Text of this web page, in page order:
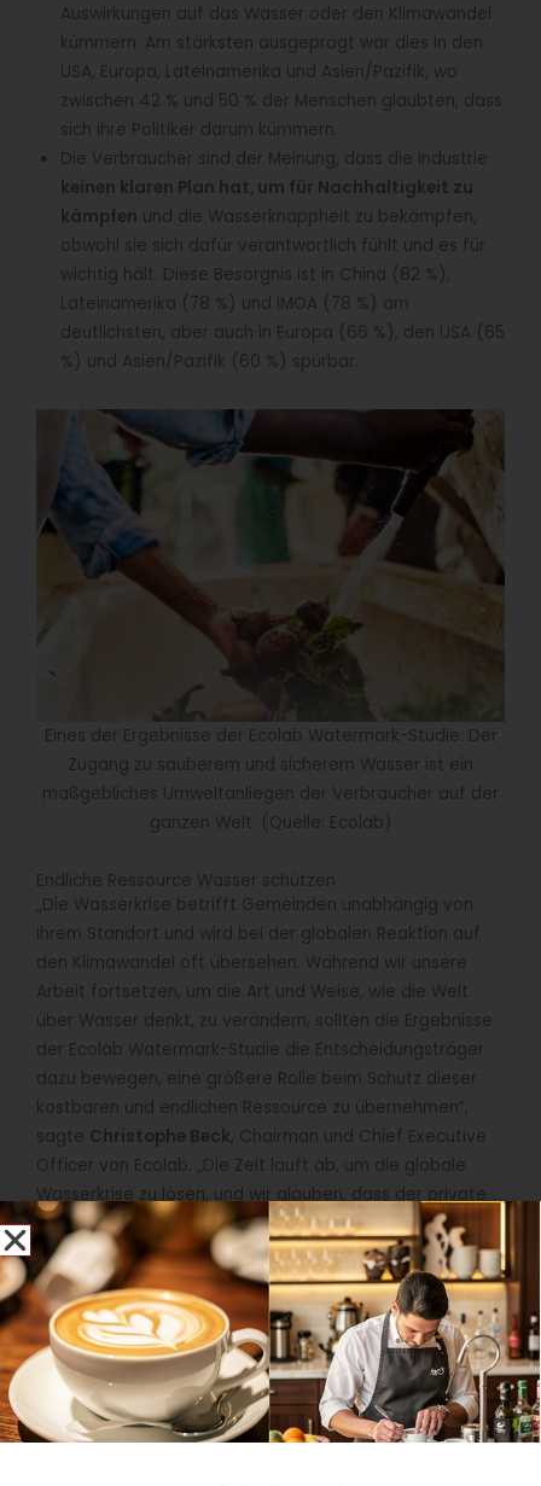
Auswirkungen auf das Wasser oder den Klimawandel
kümmern. Am stärksten ausgeprägt war dies in den
USA, Europa, Lateinamerika und Asien/Pazifik, wo
zwischen 42 % und 50 % der Menschen glaubten, dass
sich ihre Politiker darum kümmern.
Die Verbraucher sind der Meinung, dass die Industrie
keinen klaren Plan hat, um für Nachhaltigkeit zu
kämpfen und die Wasserknappheit zu bekämpfen,
obwohl sie sich dafür verantwortlich fühlt und es für
wichtig hält. Diese Besorgnis ist in China (82 %),
Lateinamerika (78 %) und IMOA (78 %) am
deutlichsten, aber auch in Europa (66 %), den USA (65
%) und Asien/Pazifik (60 %) spürbar.
Eines der Ergebnisse der Ecolab Watermark-Studie: Der
Zugang zu sauberem und sicherem Wasser ist ein
maßgebliches Umweltanliegen der Verbraucher auf der
ganzen Welt. (Quelle: Ecolab)
Endliche Ressource Wasser schützen
„Die Wasserkrise betrifft Gemeinden unabhängig von
ihrem Standort und wird bei der globalen Reaktion auf
den Klimawandel oft übersehen. Während wir unsere
Arbeit fortsetzen, um die Art und Weise, wie die Welt
über Wasser denkt, zu verändern, sollten die Ergebnisse
der Ecolab Watermark-Studie die Entscheidungsträger
dazu bewegen, eine größere Rolle beim Schutz dieser
kostbaren und endlichen Ressource zu übernehmen“,
sagte Christophe Beck, Chairman und Chief Executive
Officer von Ecolab. „Die Zeit läuft ab, um die globale
Wasserkrise zu lösen, und wir glauben, dass der private
Sektor die Verantwortung hat, eine Führungsrolle zu
übernehmen. Die Ergebnisse der Studie senden die klare
Botschaft, dass die Wirtschaft jetzt handeln muss.“
Als Reaktion auf denwahrgenommenen Mangel an
Verantwortlichkeitlegen die Verbraucher selbst ein
umweltfreundliches Kaufverhalten an den Tag. Der
Studie zufolge sind die Verbraucher bereit, nicht mehr